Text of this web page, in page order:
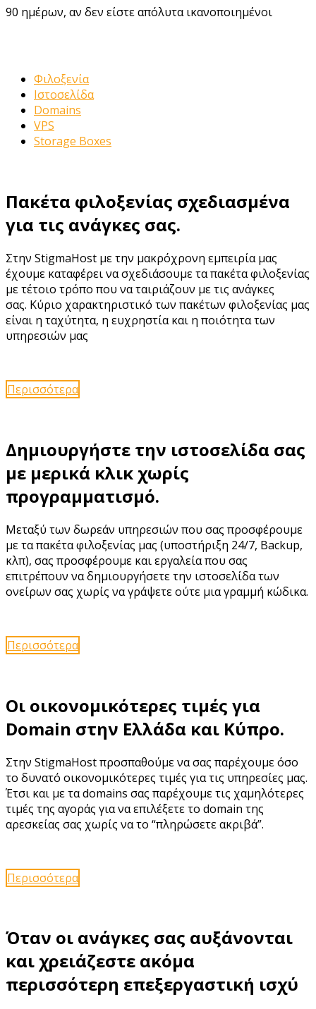
90 ημέρων, αν δεν είστε απόλυτα ικανοποιημένοι
Φιλοξενία
Ιστοσελίδα
Domains
VPS
Storage Boxes
Πακέτα φιλοξενίας σχεδιασμένα
για τις ανάγκες σας.
Στην StigmaHost με την μακρόχρονη εμπειρία μας
έχουμε καταφέρει να σχεδιάσουμε τα πακέτα φιλοξενίας
με τέτοιο τρόπο που να ταιριάζουν με τις ανάγκες
σας. Κύριο χαρακτηριστικό των πακέτων φιλοξενίας μας
είναι η ταχύτητα, η ευχρηστία και η ποιότητα των
υπηρεσιών μας
Περισσότερα
Δημιουργήστε την ιστοσελίδα σας
με μερικά κλικ χωρίς
προγραμματισμό.
Μεταξύ των δωρεάν υπηρεσιών που σας προσφέρουμε
με τα πακέτα φιλοξενίας μας (υποστήριξη 24/7, Backup,
κλπ), σας προσφέρουμε και εργαλεία που σας
επιτρέπουν να δημιουργήσετε την ιστοσελίδα των
ονείρων σας χωρίς να γράψετε ούτε μια γραμμή κώδικα.
Περισσότερα
Οι οικονομικότερες τιμές για
Domain στην Ελλάδα και Κύπρο.
Στην StigmaHost προσπαθούμε να σας παρέχουμε όσο
το δυνατό οικονομικότερες τιμές για τις υπηρεσίες μας.
Έτσι και με τα domains σας παρέχουμε τις χαμηλότερες
τιμές της αγοράς για να επιλέξετε το domain της
αρεσκείας σας χωρίς να το “πληρώσετε ακριβά”.
Περισσότερα
Όταν οι ανάγκες σας αυξάνονται
και χρειάζεστε ακόμα
περισσότερη επεξεργαστική ισχύ